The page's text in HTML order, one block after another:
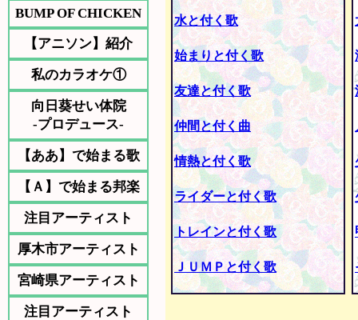
BUMP OF CHICKEN
【アニソン】紹介
私のカラオケ①
向日葵せい体院
-プロデュース-
【ああ】で始まる歌
【Ａ】で始まる邦楽
注目アーティスト
厚木市アーティスト
宮崎県アーティスト
注目アーティスト
水と付く歌
始まりと付く歌
友達と付く歌
仲間と付く曲
情熱と付く歌
ライダーと付く歌
トレインと付く歌
ＪＵＭＰと付く歌